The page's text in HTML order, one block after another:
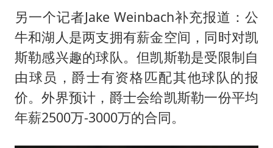
另一个记者Jake Weinbach补充报道：公
牛和湖人是两支拥有薪金空间，同时对凯
斯勒感兴趣的球队。但凯斯勒是受限制自
由球员，爵士有资格匹配其他球队的报
价。外界预计，爵士会给凯斯勒一份平均
年薪2500万-3000万的合同。